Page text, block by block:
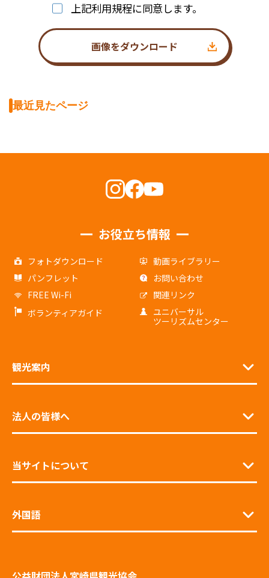
上記利用規程に同意します。
画像をダウンロード
最近見たページ
お役立ち情報
フォトダウンロード
動画ライブラリー
パンフレット
お問い合わせ
FREE Wi-Fi
関連リンク
ボランティアガイド
ユニバーサル
ツーリズムセンター
観光案内
法人の皆様へ
当サイトについて
外国語